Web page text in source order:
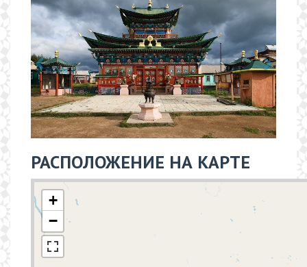
РАСПОЛОЖЕНИЕ НА КАРТЕ
+
−